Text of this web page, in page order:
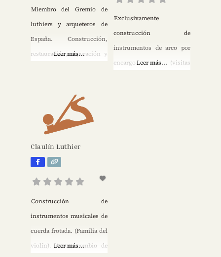
Miembro del Gremio de
luthiers y arqueteros de
España. Construcción,
restauración, reparación y
accesorios y arcos.
Leer más...
Exclusivamente
construcción de
instrumentos de arco por
encargo (visitas
Leer más...
Claulín Luthier
Construcción de
instrumentos musicales de
cuerda frotada. (Familia del
violín). Arcos: cambio de
Leer más...